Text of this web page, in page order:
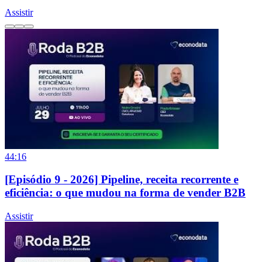
Assistir
44:16
[Episódio 9 - 2026] Pipeline, receita recorrente e
eficiência: o que mudou na forma de vender B2B
Assistir